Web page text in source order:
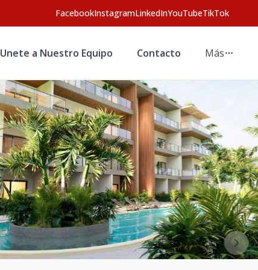
FacebookInstagramLinkedInYouTubeTikTok
Unete a Nuestro Equipo Contacto Más